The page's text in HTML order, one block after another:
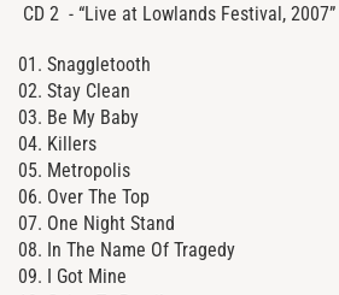
CD 2 - “Live at Lowlands Festival, 2007”
01. Snaggletooth
02. Stay Clean
03. Be My Baby
04. Killers
05. Metropolis
06. Over The Top
07. One Night Stand
08. In The Name Of Tragedy
09. I Got Mine